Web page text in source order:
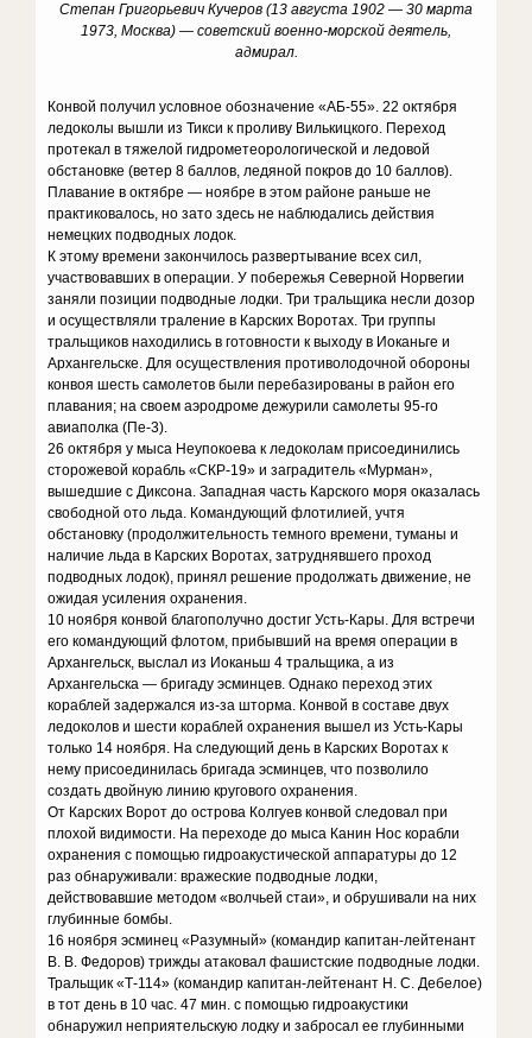
Степан Григорьевич Кучеров (13 августа 1902 — 30 марта
1973, Москва) — советский военно-морской деятель,
адмирал.
Конвой получил условное обозначение «АБ-55». 22 октября
ледоколы вышли из Тикси к проливу Вилькицкого. Переход
протекал в тяжелой гидрометеорологической и ледовой
обстановке (ветер 8 баллов, ледяной покров до 10 баллов).
Плавание в октябре — ноябре в этом районе раньше не
практиковалось, но зато здесь не наблюдались действия
немецких подводных лодок.
К этому времени закончилось развертывание всех сил,
участвовавших в операции. У побережья Северной Норвегии
заняли позиции подводные лодки. Три тральщика несли дозор
и осуществляли траление в Карских Воротах. Три группы
тральщиков находились в готовности к выходу в Иоканьге и
Архангельске. Для осуществления противолодочной обороны
конвоя шесть самолетов были перебазированы в район его
плавания; на своем аэродроме дежурили самолеты 95-го
авиаполка (Пе-3).
26 октября у мыса Неупокоева к ледоколам присоединились
сторожевой корабль «СКР-19» и заградитель «Мурман»,
вышедшие с Диксона. Западная часть Карского моря оказалась
свободной ото льда. Командующий флотилией, учтя
обстановку (продолжительность темного времени, туманы и
наличие льда в Карских Воротах, затруднявшего проход
подводных лодок), принял решение продолжать движение, не
ожидая усиления охранения.
10 ноября конвой благополучно достиг Усть-Кары. Для встречи
его командующий флотом, прибывший на время операции в
Архангельск, выслал из Иоканьш 4 тральщика, а из
Архангельска — бригаду эсминцев. Однако переход этих
кораблей задержался из-за шторма. Конвой в составе двух
ледоколов и шести кораблей охранения вышел из Усть-Кары
только 14 ноября. На следующий день в Карских Воротах к
нему присоединилась бригада эсминцев, что позволило
создать двойную линию кругового охранения.
От Карских Ворот до острова Колгуев конвой следовал при
плохой видимости. На переходе до мыса Канин Нос корабли
охранения с помощью гидроакустической аппаратуры до 12
раз обнаруживали: вражеские подводные лодки,
действовавшие методом «волчьей стаи», и обрушивали на них
глубинные бомбы.
16 ноября эсминец «Разумный» (командир капитан-лейтенант
В. В. Федоров) трижды атаковал фашистские подводные лодки.
Тральщик «Т-114» (командир капитан-лейтенант Н. С. Дебелое)
в тот день в 10 час. 47 мин. с помощью гидроакустики
обнаружил неприятельскую лодку и забросал ее глубинными